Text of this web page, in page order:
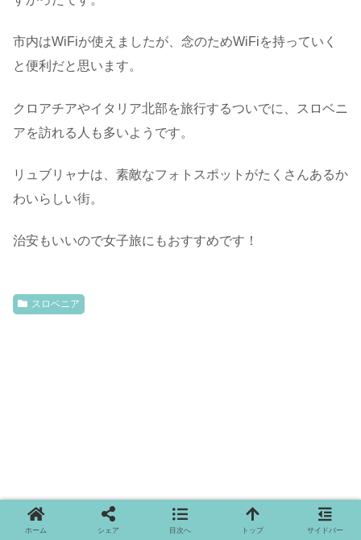
市内はWiFiが使えましたが、念のためWiFiを持っていく
と便利だと思います。
クロアチアやイタリア北部を旅行するついでに、スロベニ
アを訪れる人も多いようです。
リュブリャナは、素敵なフォトスポットがたくさんあるか
わいらしい街。
治安もいいので女子旅にもおすすめです！
スロベニア
ホーム シェア 目次へ トップ サイドバー